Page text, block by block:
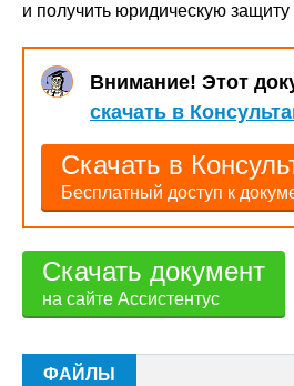
и получить юридическую
Внимание! Этот
скачать в
Скачать в
Бесплатный доступ к
Скачать документ
на сайте Ассистентус
ФАЙЛЫ